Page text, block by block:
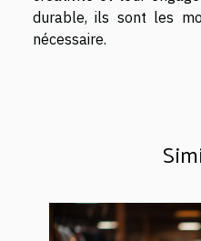
durable, ils sont les
nécessaire.